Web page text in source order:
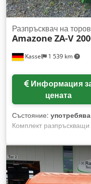
Kassel 1 539 km
Разпръсквач на
Amazone ZA-V
Информация за
цената
Състояние:
Комплект
ограничител на
на тръбата S,
разпръскващ
карданен вал 2000 с
части за основни